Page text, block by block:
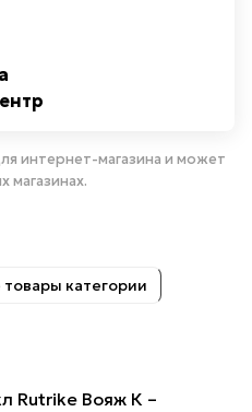
интернет-магазина и может
магазинах.
товары категории
Rutrike Вояж К –